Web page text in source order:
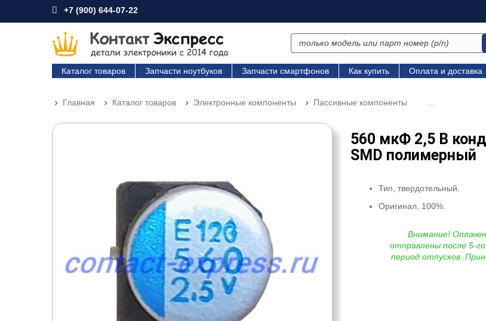
+7 (900) 644-07-22
Каталог товаров Запчасти ноутбуков Запчасти смартфонов Как купить Оплата и доставка
Главная Каталог товаров Электронные компоненты Пассивные компоненты
560 мкФ 2,5 В
SMD полимерный
Тип, твердотельный.
Оригинал, 100%.
Внимание!
отправлены после 5-
период отпусков.